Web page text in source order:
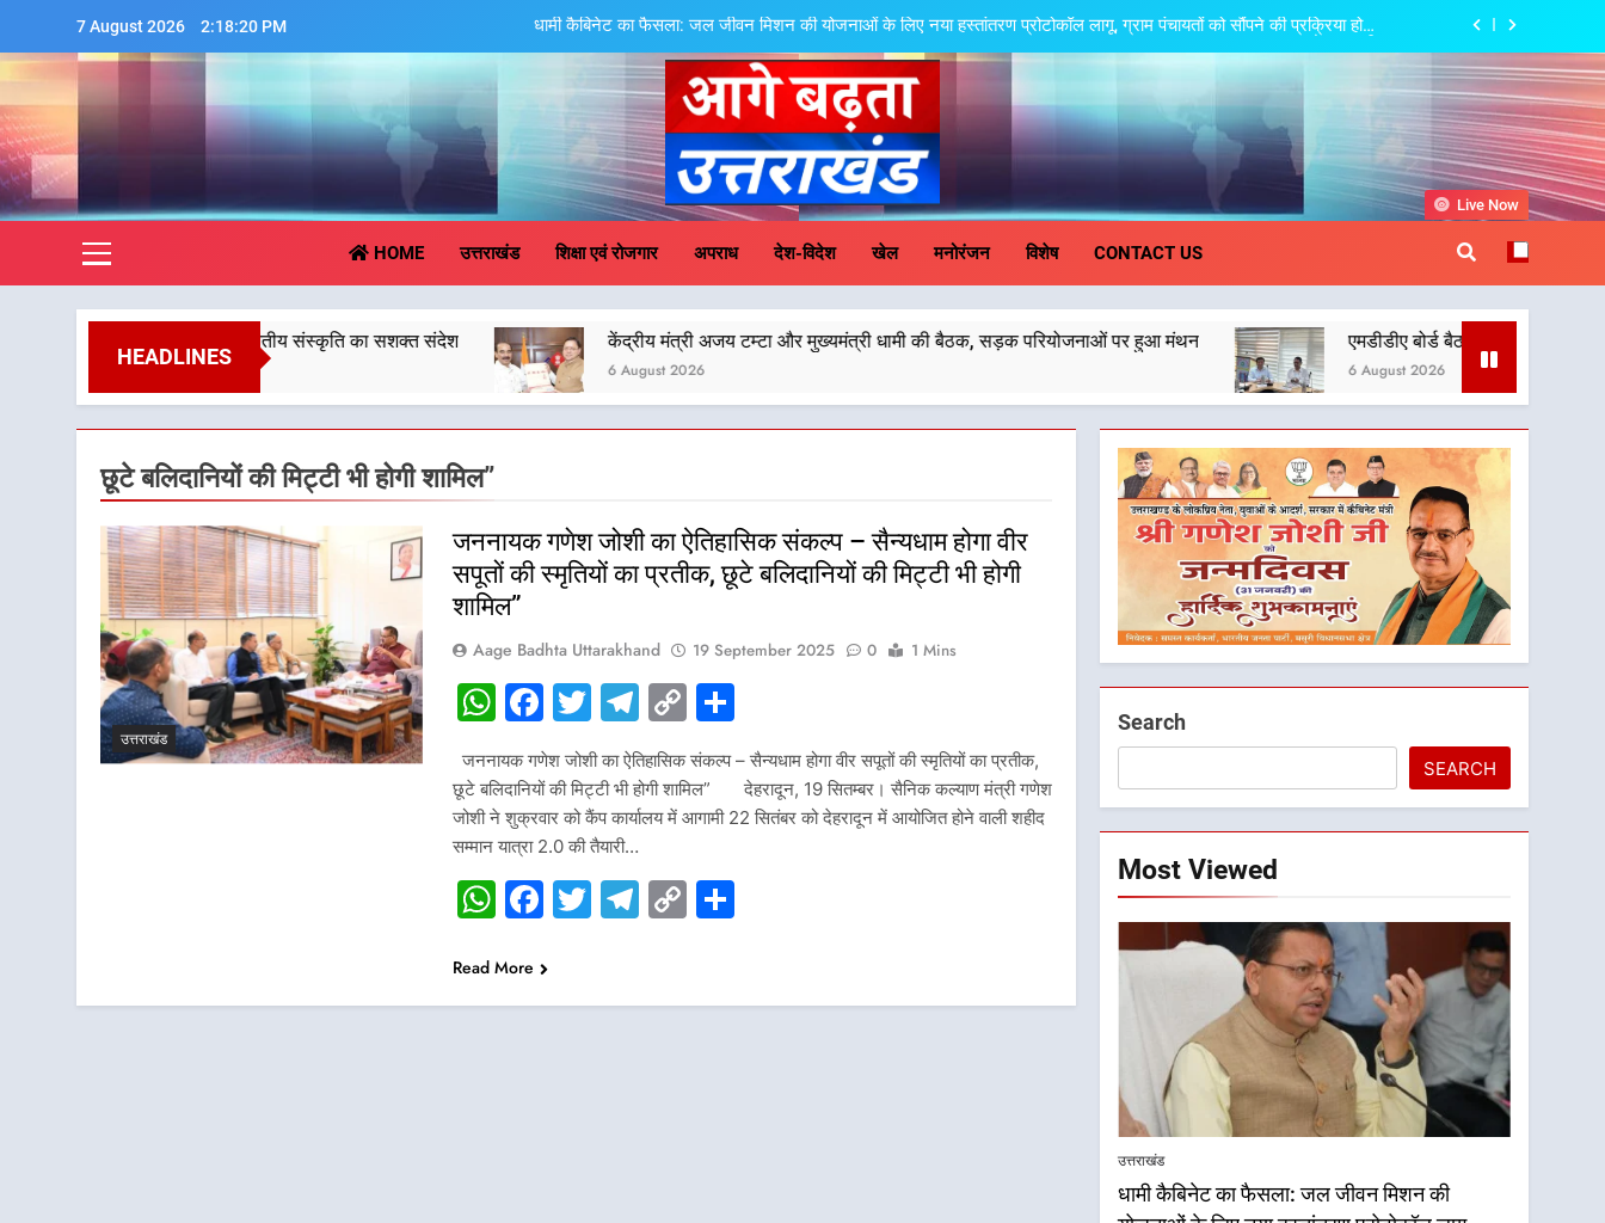
content
7 August 2026 2:18:21 PM
धामी कैबिनेट का फैसला: जल जीवन मिशन की योजनाओं के लिए नया हस्तांतरण प्रोटोकॉल लागू, ग्राम पंचायतों को सौंपने की प्रक्रिया होगी
तेजस्वी सूर्या और नेहा जोशी ने कांवड़ यात्रा को बनाया युवा शक्ति, सामाजिक समरसता और भारतीय संस्कृति का सशक्त संदेश
केंद्रीय मंत्री अजय टम्टा और मुख्यमंत्री धामी की बैठक, सड़क परियोजनाओं पर हुआ मंथन
एमडीडीए बोर्ड बैठक में 25 विकास प्रस्तावों को मिली मंजूरी, देहरादून-मसूरी के नियोजित विकास को मिलेगी रफ्तार
तेजस्वी सूर्या और नेहा जोशी ने कांवड़ यात्रा को बनाया युवा शक्ति, सामाजिक समरसता और भारतीय संस्कृति का सशक्त संदेश
केंद्रीय मंत्री अजय टम्टा और मुख्यमंत्री धामी की बैठक, सड़क परियोजनाओं पर हुआ मंथन
एमडीडीए बोर्ड बैठक में 25 विकास प्रस्तावों को मिली मंजूरी, देहरादून-मसूरी के नियोजित विकास को मिलेगी रफ्तार
Aage Badhta Uttarakhand
HOME उत्तराखंड शिक्षा एवं रोजगार अपराध देश-विदेश खेल मनोरंजन विशेष CONTACT US
Live Now
HEADLINES
समरसता और भारतीय संस्कृति का सशक्त संदेश केंद्रीय मंत्री अजय टम्टा और मुख्यमंत्री धामी की बैठक, सड़क परियोजनाओं पर हुआ मंथन
6 August 2026
एमडीडीए बोर्ड बैठक में 25 विकास प्रस्तावों को मिली
6 August 2026
छूटे बलिदानियों की मिट्टी भी होगी शामिल”
उत्तराखंड
जननायक गणेश जोशी का ऐतिहासिक संकल्प – सैन्यधाम होगा वीर
सपूतों की स्मृतियों का प्रतीक, छूटे बलिदानियों की मिट्टी भी होगी
शामिल”
Aage Badhta Uttarakhand 19 September 2025 0 1 Mins
WhatsApp
Facebook
Twitter
Telegram
Copy
Link
जननायक गणेश जोशी का ऐतिहासिक संकल्प – सैन्यधाम होगा वीर सपूतों की स्मृतियों का प्रतीक,
छूटे बलिदानियों की मिट्टी भी होगी शामिल” देहरादून, 19 सितम्बर। सैनिक कल्याण मंत्री गणेश
जोशी ने शुक्रवार को कैंप कार्यालय में आगामी 22 सितंबर को देहरादून में आयोजित होने वाली शहीद
सम्मान यात्रा 2.0 की तैयारी…
WhatsApp
Facebook
Twitter
Telegram
Copy
Read More
Search
SEARCH
Most Viewed
उत्तराखंड
धामी कैबिनेट का फैसला: जल जीवन मिशन की
मुख्यमंत्री धामी के प्रयासों से
बनबसा रेलवे स्टेशन पर अछनेरा-
टनकपुर एक्सप्रेस का ठहराव हुआ
स्वीकृत
उत्तराखंड
6
कांवड़ यात्रा में सुरक्षा, स्वास्थ्य और
आपातकालीन सेवाओं की बनी
उत्तराखंड